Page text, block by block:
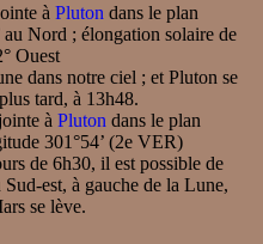
à Pluton dans le plan
au Nord ; élongation solaire de
Ouest
dans notre ciel ; et Pluton se
tard, à 13h48.
à Pluton dans le plan
301°54’ (2e VER)
de 6h30, il est possible de
est, à gauche de la Lune,
se lève.